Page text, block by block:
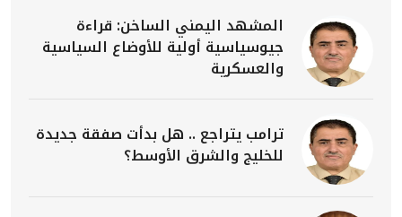
المشهد اليمني الساخن: قراءة
جيوسياسية أولية للأوضاع السياسية
والعسكرية
ترامب يتراجع .. هل بدأت صفقة جديدة
للخليج والشرق الأوسط؟